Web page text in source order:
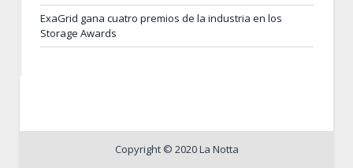
ExaGrid gana cuatro premios de la industria en los
Storage Awards
Copyright © 2020 La Notta